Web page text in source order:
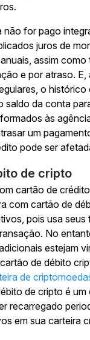
não for pago
juros de
assim como
e por atraso. E,
o histórico
saldo da conta
às
um
pode ser
de cripto
cartão de
com cartão de
pois usa seus
No
estejam
de débito
de
de cripto é
recarregado
em sua carteira